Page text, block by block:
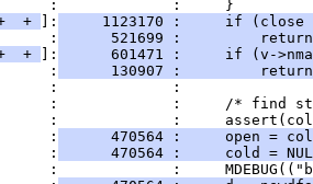
:             :     }
+ ]:
1123170 :     if (close
:
521699 :
+ ]:
601471 :     if (v-
:
130907 :
:             :
:             :     /* find
:             :
:
470564 :     open =
:
470564 :     cold =
:             :